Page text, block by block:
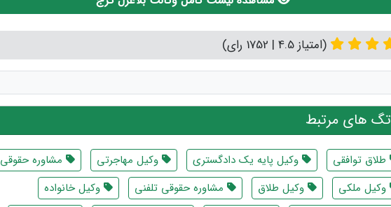
(امتیاز 4.5 | 1752 رای)
تگ های مرتبط
طلاق توافقی وکیل پایه یک دادگستری وکیل مهاجرتی
مشاوره حقوقی
وکیل ملکی
وکیل طلاق مشاوره حقوقی تلفنی
وکیل خانواده